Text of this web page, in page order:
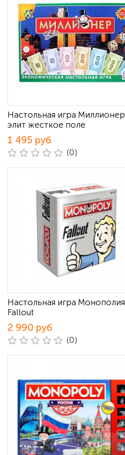
Настольная игра Миллионер
элит жесткое поле
1 495 руб
(0)
Настольная игра Монополия
Fallout
2 990 руб
(0)